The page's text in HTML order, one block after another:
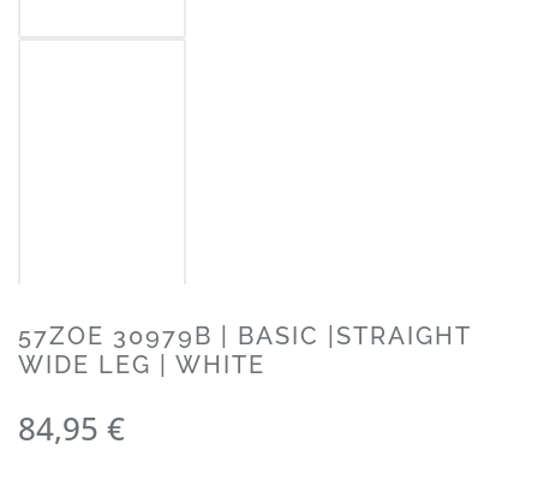
57ZOE 30979B | BASIC |STRAIGHT
WIDE LEG | WHITE
Regulärer Preis:
84,95 €